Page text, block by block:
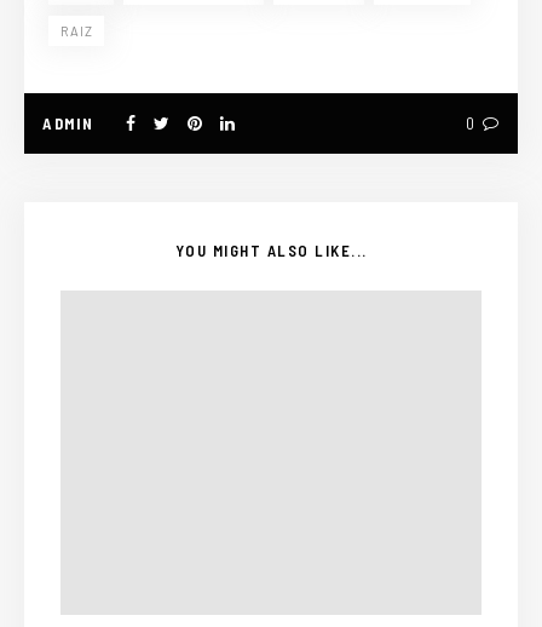
RAIZ
ADMIN 0
YOU MIGHT ALSO LIKE...